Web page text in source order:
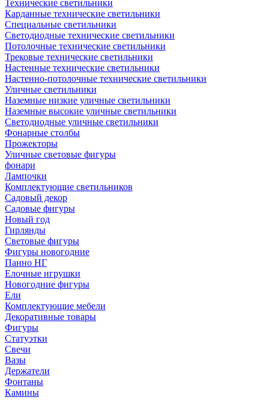
Технические светильники
Карданные технические светильники
Специальные светильники
Светодиодные технические светильники
Потолочные технические светильники
Трековые технические светильники
Настенные технические светильники
Настенно-потолочные технические светильники
Уличные светильники
Наземные низкие уличные светильники
Наземные высокие уличные светильники
Светодиодные уличные светильники
Фонарные столбы
Прожекторы
Уличные световые фигуры
фонари
Лампочки
Комплектующие светильников
Садовый декор
Садовые фигуры
Новый год
Гирлянды
Световые фигуры
Фигуры новогодние
Панно НГ
Елочные игрушки
Новогодние фигуры
Ели
Комплектующие мебели
Декоративные товары
Фигуры
Статуэтки
Свечи
Вазы
Держатели
Фонтаны
Камины